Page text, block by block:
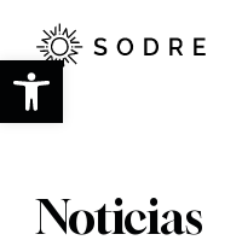
Abrir barra
contenido
principal
Noticias